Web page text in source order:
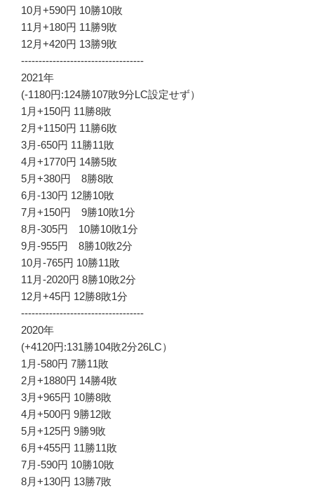
10月+590円 10勝10敗
11月+180円 11勝9敗
12月+420円 13勝9敗
-----------------------------------
2021年
(-1180円:124勝107敗9分LC設定せず）
1月+150円 11勝8敗
2月+1150円 11勝6敗
3月-650円 11勝11敗
4月+1770円 14勝5敗
5月+380円 8勝8敗
6月-130円 12勝10敗
7月+150円 9勝10敗1分
8月-305円 10勝10敗1分
9月-955円 8勝10敗2分
10月-765円 10勝11敗
11月-2020円 8勝10敗2分
12月+45円 12勝8敗1分
-----------------------------------
2020年
(+4120円:131勝104敗2分26LC）
1月-580円 7勝11敗
2月+1880円 14勝4敗
3月+965円 10勝8敗
4月+500円 9勝12敗
5月+125円 9勝9敗
6月+455円 11勝11敗
7月-590円 10勝10敗
8月+130円 13勝7敗